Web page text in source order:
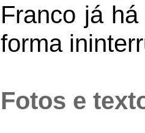
Franco já
forma
Fotos e